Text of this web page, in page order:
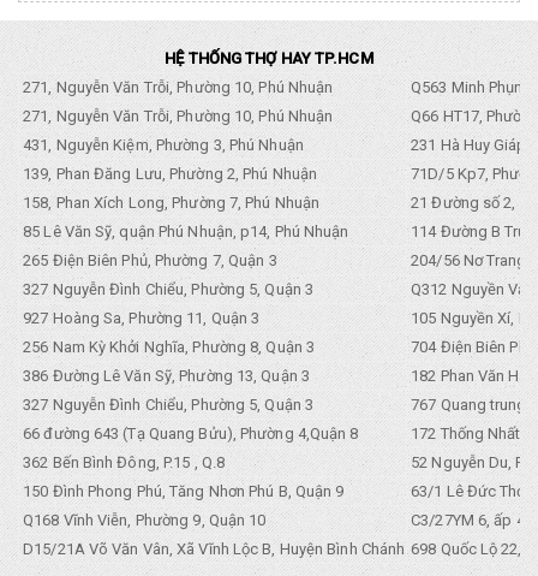
HỆ THỐNG THỢ HAY TP.HCM
271, Nguyễn Văn Trỗi, Phường 10, Phú Nhuận
Q563 Minh
271, Nguyễn Văn Trỗi, Phường 10, Phú Nhuận
Q66 HT17,
431, Nguyễn Kiệm, Phường 3, Phú Nhuận
231 Hà Huy Giáp,
139, Phan Đăng Lưu, Phường 2, Phú Nhuận
71D/5 Kp7,
158, Phan Xích Long, Phường 7, Phú Nhuận
21 Đường số 2,
85 Lê Văn Sỹ, quận Phú Nhuận, p14, Phú Nhuận
114 Đường B
265 Điện Biên Phủ, Phường 7, Quận 3
204/56 Nơ Trang
327 Nguyễn Đình Chiểu, Phường 5, Quận 3
Q312 Nguyền
927 Hoàng Sa, Phường 11, Quận 3
105 Nguyền Xí,
256 Nam Kỳ Khởi Nghĩa, Phường 8, Quận 3
704 Điện Biên
386 Đường Lê Văn Sỹ, Phường 13, Quận 3
182 Phan Văn
327 Nguyễn Đình Chiểu, Phường 5, Quận 3
767 Quang trung,
66 đường 643 (Tạ Quang Bửu), Phường 4,Quận 8
172 Thống Nhất.
362 Bến Bình Đông, P.15 , Q.8
52 Nguyễn Du,
150 Đình Phong Phú, Tăng Nhơn Phú B, Quận 9
63/1 Lê Đức Thọ,
Q168 Vĩnh Viễn, Phường 9, Quận 10
C3/27YM 6, ấp 4,
D15/21A Võ Văn Vân, Xã Vĩnh Lộc B, Huyện Bình Chánh 698 Quốc Lộ 22,